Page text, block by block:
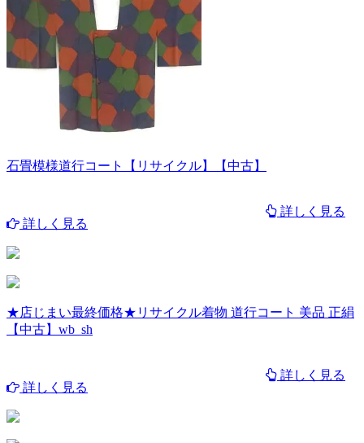
石畳模様道行コート【リサイクル】【中古】
詳しく見る
詳しく見る
★店じまい最終価格★リサイクル着物 道行コート 美品 正絹
【中古】wb_sh
詳しく見る
詳しく見る